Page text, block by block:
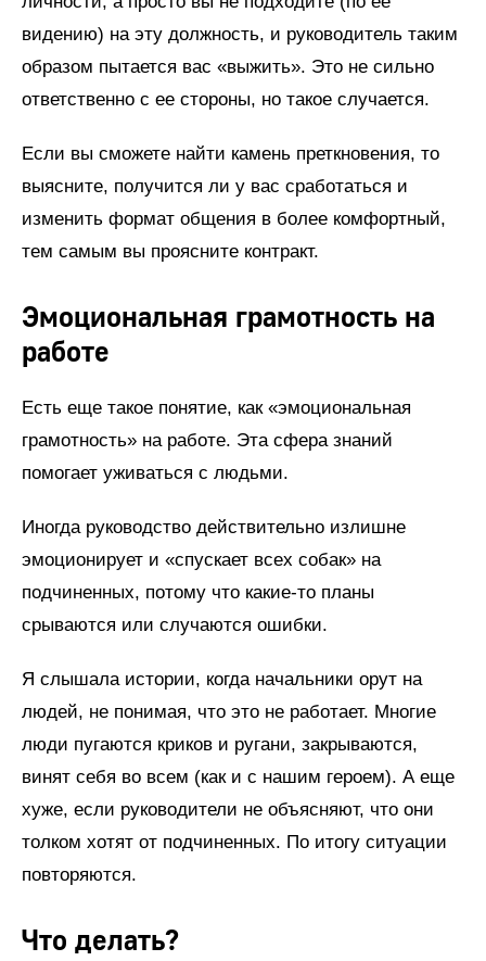
видению) на эту должность, и руководитель таким
образом пытается вас «выжить». Это не сильно
ответственно с ее стороны, но такое случается.
Если вы сможете найти камень преткновения, то
выясните, получится ли у вас сработаться и
изменить формат общения в более комфортный,
тем самым вы проясните контракт.
Эмоциональная грамотность на
работе
Есть еще такое понятие, как «эмоциональная
грамотность» на работе. Эта сфера знаний
помогает уживаться с людьми.
Иногда руководство действительно излишне
эмоционирует и «спускает всех собак» на
подчиненных, потому что какие-то планы
срываются или случаются ошибки.
Я слышала истории, когда начальники орут на
людей, не понимая, что это не работает. Многие
люди пугаются криков и ругани, закрываются,
винят себя во всем (как и с нашим героем). А еще
хуже, если руководители не объясняют, что они
толком хотят от подчиненных. По итогу ситуации
повторяются.
Что делать?